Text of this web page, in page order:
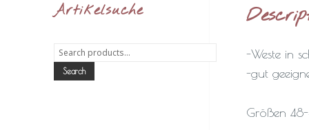
Artikelsuche
Search
for:
Search
-Weste in
-gut
Größen